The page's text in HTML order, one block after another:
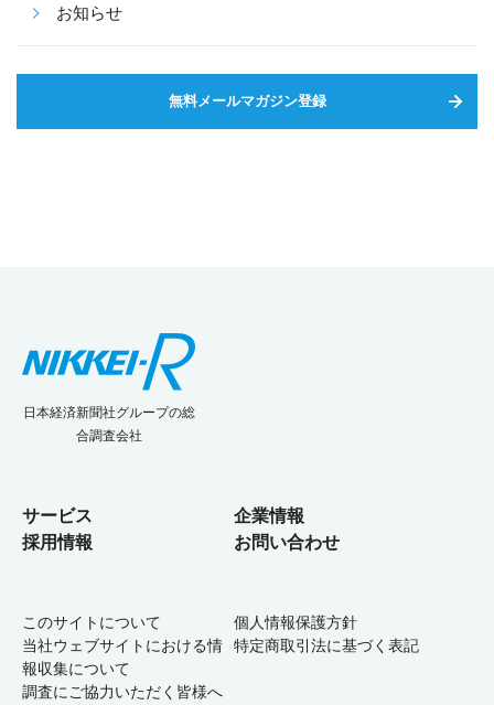
お知らせ
無料メールマガジン登録
日本経済新聞社グループの総
合調査会社
サービス
企業情報
採用情報
お問い合わせ
このサイトについて
個人情報保護方針
当社ウェブサイトにおける情
報収集について
特定商取引法に基づく表記
調査にご協力いただく皆様へ